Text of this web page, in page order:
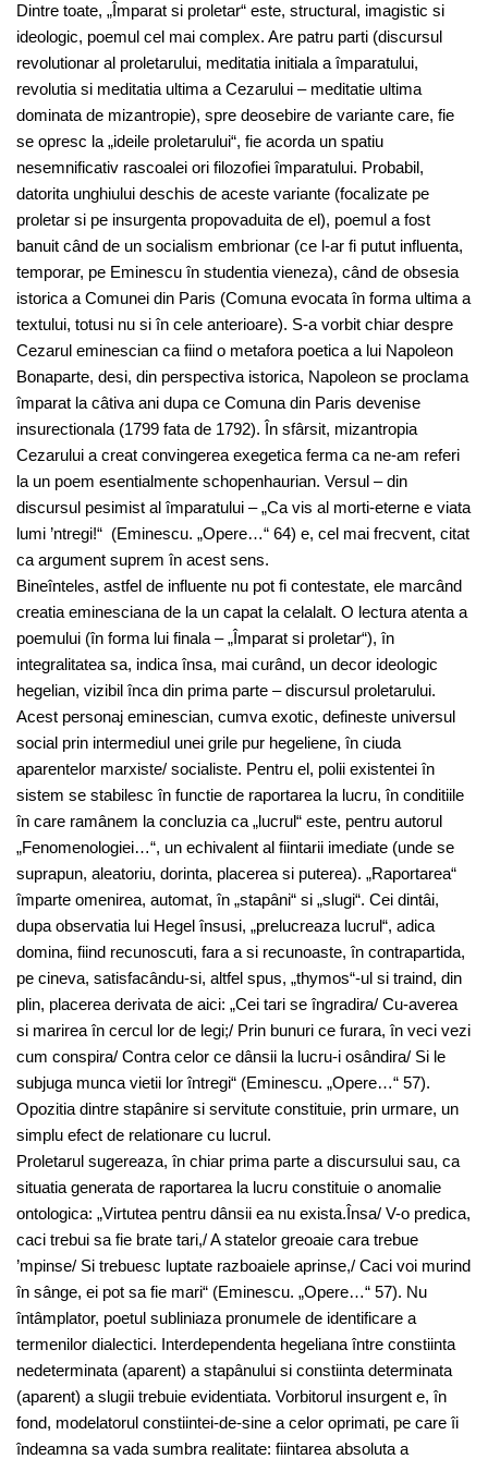
Dintre toate, „Împarat si proletar“ este, structural, imagistic si
ideologic, poemul cel mai complex. Are patru parti (discursul
revolutionar al proletarului, meditatia initiala a împaratului,
revolutia si meditatia ultima a Cezarului – meditatie ultima
dominata de mizantropie), spre deosebire de variante care, fie
se opresc la „ideile proletarului“, fie acorda un spatiu
nesemnificativ rascoalei ori filozofiei împaratului. Probabil,
datorita unghiului deschis de aceste variante (focalizate pe
proletar si pe insurgenta propovaduita de el), poemul a fost
banuit când de un socialism embrionar (ce l-ar fi putut influenta,
temporar, pe Eminescu în studentia vieneza), când de obsesia
istorica a Comunei din Paris (Comuna evocata în forma ultima a
textului, totusi nu si în cele anterioare). S-a vorbit chiar despre
Cezarul eminescian ca fiind o metafora poetica a lui Napoleon
Bonaparte, desi, din perspectiva istorica, Napoleon se proclama
împarat la câtiva ani dupa ce Comuna din Paris devenise
insurectionala (1799 fata de 1792). În sfârsit, mizantropia
Cezarului a creat convingerea exegetica ferma ca ne-am referi
la un poem esentialmente schopenhaurian. Versul – din
discursul pesimist al împaratului – „Ca vis al morti-eterne e viata
lumi ’ntregi!“ (Eminescu. „Opere…“ 64) e, cel mai frecvent, citat
ca argument suprem în acest sens.
Bineînteles, astfel de influente nu pot fi contestate, ele marcând
creatia eminesciana de la un capat la celalalt. O lectura atenta a
poemului (în forma lui finala – „Împarat si proletar“), în
integralitatea sa, indica însa, mai curând, un decor ideologic
hegelian, vizibil înca din prima parte – discursul proletarului.
Acest personaj eminescian, cumva exotic, defineste universul
social prin intermediul unei grile pur hegeliene, în ciuda
aparentelor marxiste/ socialiste. Pentru el, polii existentei în
sistem se stabilesc în functie de raportarea la lucru, în conditiile
în care ramânem la concluzia ca „lucrul“ este, pentru autorul
„Fenomenologiei…“, un echivalent al fiintarii imediate (unde se
suprapun, aleatoriu, dorinta, placerea si puterea). „Raportarea“
împarte omenirea, automat, în „stapâni“ si „slugi“. Cei dintâi,
dupa observatia lui Hegel însusi, „prelucreaza lucrul“, adica
domina, fiind recunoscuti, fara a si recunoaste, în contrapartida,
pe cineva, satisfacându-si, altfel spus, „thymos“-ul si traind, din
plin, placerea derivata de aici: „Cei tari se îngradira/ Cu-averea
si marirea în cercul lor de legi;/ Prin bunuri ce furara, în veci vezi
cum conspira/ Contra celor ce dânsii la lucru-i osândira/ Si le
subjuga munca vietii lor întregi“ (Eminescu. „Opere…“ 57).
Opozitia dintre stapânire si servitute constituie, prin urmare, un
simplu efect de relationare cu lucrul.
Proletarul sugereaza, în chiar prima parte a discursului sau, ca
situatia generata de raportarea la lucru constituie o anomalie
ontologica: „Virtutea pentru dânsii ea nu exista.Însa/ V-o predica,
caci trebui sa fie brate tari,/ A statelor greoaie cara trebue
’mpinse/ Si trebuesc luptate razboaiele aprinse,/ Caci voi murind
în sânge, ei pot sa fie mari“ (Eminescu. „Opere…“ 57). Nu
întâmplator, poetul subliniaza pronumele de identificare a
termenilor dialectici. Interdependenta hegeliana între constiinta
nedeterminata (aparent) a stapânului si constiinta determinata
(aparent) a slugii trebuie evidentiata. Vorbitorul insurgent e, în
fond, modelatorul constiintei-de-sine a celor oprimati, pe care îi
îndeamna sa vada sumbra realitate: fiintarea absoluta a